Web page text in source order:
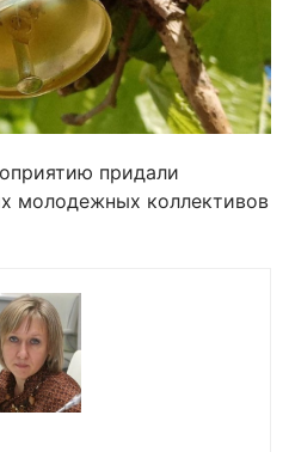
придали
молодежных коллективов